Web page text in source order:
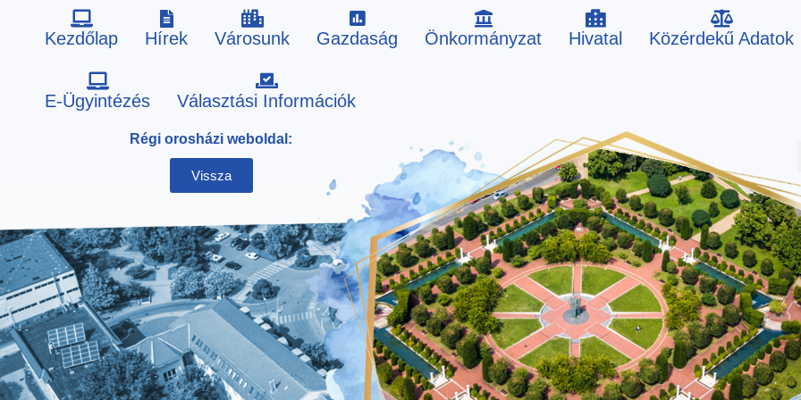
Kezdőlap Hírek Városunk Gazdaság Önkormányzat Hivatal Közérdekű Adatok
E-Ügyintézés Választási Információk
Régi orosházi weboldal:
Vissza